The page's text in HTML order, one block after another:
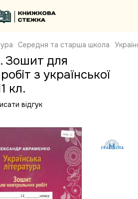
Середня та старша школа
Зошит для
з української
кл.
відгук